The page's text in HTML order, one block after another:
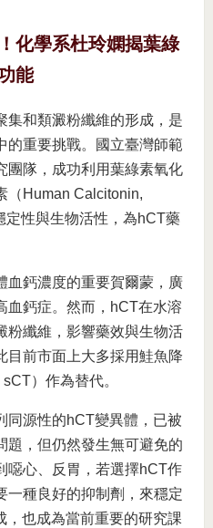
化學系杜玲嫻揭葉綠
能
集和類澱粉纖維的形成，是
的重要挑戰。國立臺灣師範
團隊，成功利用葉綠素氧化
（Human Calcitonin,
定性與生物活性，為hCT藥
血鈣濃度的重要賀爾蒙，廣
血鈣症。然而，hCT在水溶
粉纖維，影響藥效與生物活
目前市面上大多採用鮭魚降
）作為替代。
同源性的hCT變異體，已被
題，但仍然發生無可避免的
噁心、反胃，若選擇hCT作
一種良好的抑制劑，來穩定
，也成為當前重要的研究課